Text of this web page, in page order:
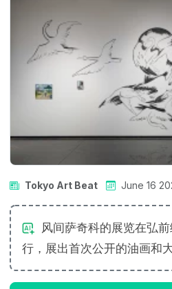
Tokyo Art Beat June 16
风间萨奇科的展览在弘
行，展出首次公开的油画和